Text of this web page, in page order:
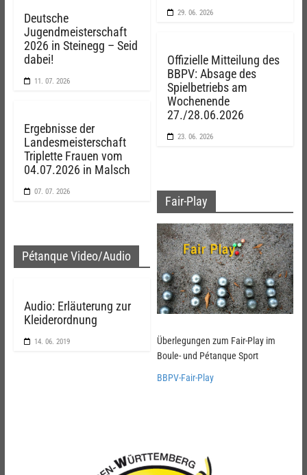
Deutsche
Jugendmeisterschaft
2026 in Steinegg – Seid
dabei!
11. 07. 2026
Ergebnisse der
Landesmeisterschaft
Triplette Frauen vom
04.07.2026 in Malsch
07. 07. 2026
Pétanque Video/Audio
Audio: Erläuterung zur
Kleiderordnung
14. 06. 2019
29. 06. 2026
Offizielle Mitteilung des
BBPV: Absage des
Spielbetriebs am
Wochenende
27./28.06.2026
23. 06. 2026
Fair-Play
Überlegungen zum Fair-Play im
Boule- und Pétanque Sport
BBPV-Fair-Play